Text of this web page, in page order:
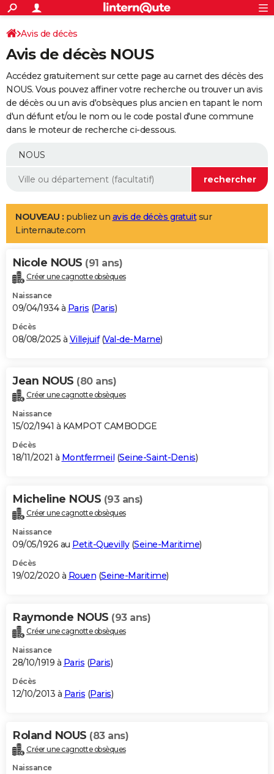
ACTUALITÉS
Politique
Société
Faits Divers
Education
Monde
Villes
+
SPORT
Coupe du monde 2026
Football
Tennis
Cyclisme
Rugby
Forum
Programme TV
TNT
Streaming
Cinéma
Sorties cinéma
Musique
+
FINANCE
Retraite
Impôts
Epargne
Immobilier
Risques naturels par ville
Banque
Assurance
Crédit
AUTO
Essais
Réserver un essai
Citadines
Berlines
SUV
Forum auto
+
Mobiles
Meilleur smartphone
Internet
Ordinateurs
Jeux vidéo
Guide high-tech
Aménagement intérieur
LIFESTYLE
Art de vivre
Bien-être
Loisirs
Mode
Modes de vie
Alimentation
Guide de la santé
Maladies
Médicaments
Sommeil
VOYAGE
Destinations
City break
Voyage nature
Voyage de noces
Forum
Climat
+PHOTO
GUIDES D'ACHAT
BONS PLANS
Carte de Noël
Carte Bonne année
Carte Saint-Valentin
Carte Pâques
Carte d'anniversaire
DICTIONNAIRE
Dictionnaire
Biographies
Citations
Expressions
Proverbes
PROGRAMME TV
S'inscrire
Se connecter
Lycées
Collèges
Primaires
Universités
Entreprises
Service militaire
Avis de recherche
AVIS DE DÉCÈS
Bricolage
Lifestyle
Culture
Sport
Auto
Television
Voyage
Cinema
Avis de décès
Avis de décès NOUS
Accédez gratuitement sur cette page au carnet des décès des
NOUS. Vous pouvez affiner votre recherche ou trouver un avis
de décès ou un avis d'obsèques plus ancien en tapant le nom
d'un défunt et/ou le nom ou le code postal d'une commune
dans le moteur de recherche ci-dessous.
NOUVEAU : publiez un avis de décès gratuitsur
Linternaute.com
Nicole NOUS (91 ans)
Créer une cagnotte obsèques
Naissance
09/04/1934 à Paris (Paris)
Décès
08/08/2025 à Villejuif(Val-de-Marne)
Jean NOUS (80 ans)
Créer une cagnotte obsèques
Naissance
15/02/1941 à KAMPOT CAMBODGE
Décès
18/11/2021 à Montfermeil (Seine-Saint-Denis)
Micheline NOUS (93 ans)
Créer une cagnotte obsèques
Naissance
09/05/1926 au Petit-Quevilly(Seine-Maritime)
Décès
19/02/2020 à Rouen (Seine-Maritime)
Raymonde NOUS (93 ans)
Créer une cagnotte obsèques
Naissance
28/10/1919 à Paris (Paris)
Décès
12/10/2013 à Paris (Paris)
Roland NOUS (83 ans)
Créer une cagnotte obsèques
Naissance